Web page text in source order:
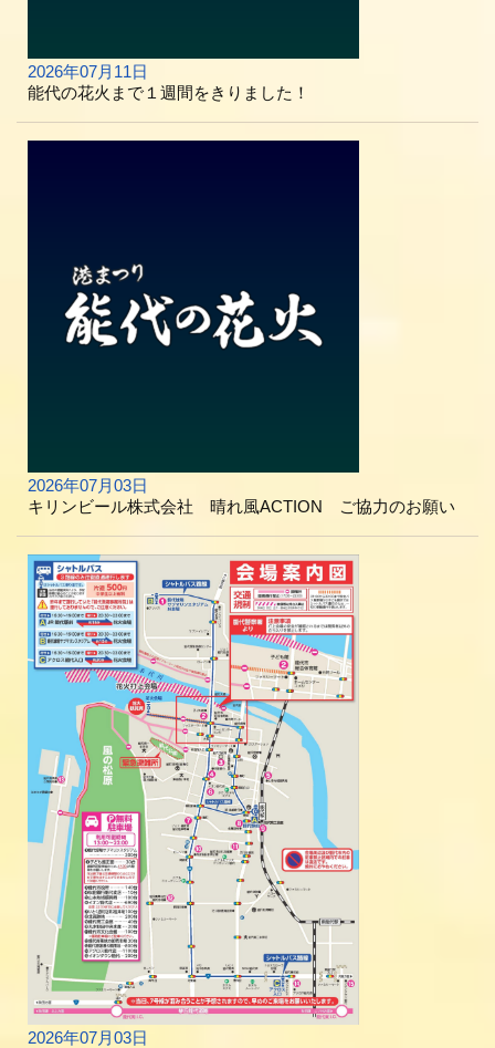
2026年07月11日
能代の花火まで１週間をきりました！
2026年07月03日
キリンビール株式会社 晴れ風ACTION ご協力のお願い
2026年07月03日